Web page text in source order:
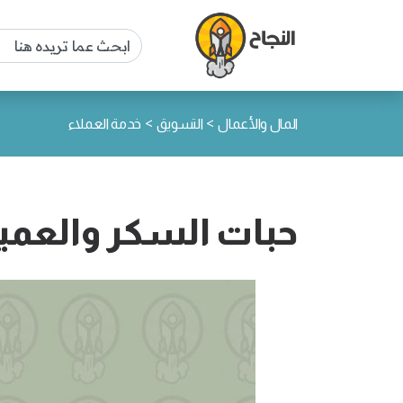
المال والأعمال > التسويق > خدمة العملاء
حبات السكر